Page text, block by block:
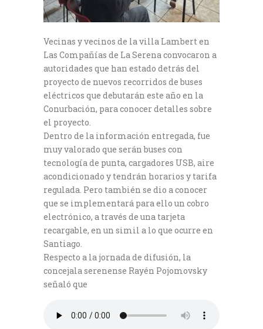
Vecinas y vecinos de la villa Lambert en
Las Compañías de La Serena convocaron a
autoridades que han estado detrás del
proyecto de nuevos recorridos de buses
eléctricos que debutarán este año en la
Conurbación, para conocer detalles sobre
el proyecto.
Dentro de la información entregada, fue
muy valorado que serán buses con
tecnología de punta, cargadores USB, aire
acondicionado y tendrán horarios y tarifa
regulada. Pero también se dio a conocer
que se implementará para ello un cobro
electrónico, a través de una tarjeta
recargable, en un simil a lo que ocurre en
Santiago.
Respecto a la jornada de difusión, la
concejala serenense Rayén Pojomovsky
señaló que